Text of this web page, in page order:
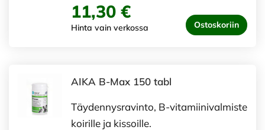
11,30 €
Hinta vain verkossa Ostoskoriin
AIKA B-Max 150 tabl
Täydennysravinto, B-vitamiinivalmiste
koirille ja kissoille.